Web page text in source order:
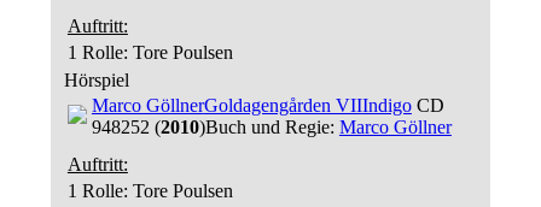
Auftritt:
1 Rolle: Tore Poulsen
Hörspiel
Marco GöllnerGoldagengården VIIIndigoCD
948252 (2010)Buch und Regie: Marco Göllner
Auftritt:
1 Rolle: Tore Poulsen